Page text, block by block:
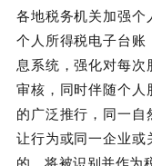
各地税务机关加强个
个人所得税电子台账
息系统，强化对每次
审核，同时伴随个人
的广泛推行，同一
让行为或同一企业或